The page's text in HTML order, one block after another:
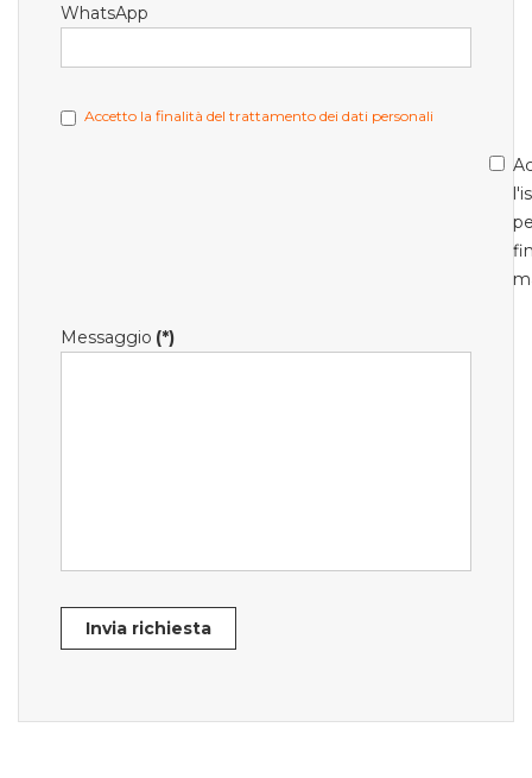
WhatsApp
Accetto la finalità del trattamento dei dati personali
Messaggio (*)
Invia richiesta